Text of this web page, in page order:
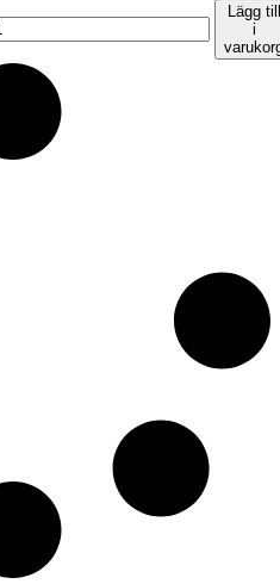
Lägg till
i